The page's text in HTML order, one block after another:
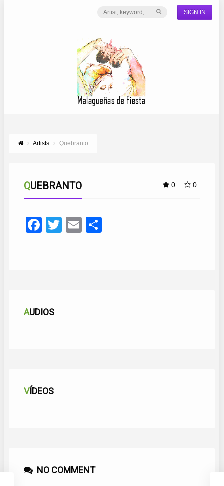
SIGN IN
Artists Quebranto
0 0
QUEBRANTO
Facebook
TwitterEmail
AUDIOS
VÍDEOS
NO COMMENT